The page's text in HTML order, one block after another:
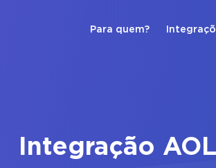
Para quem?
Integração